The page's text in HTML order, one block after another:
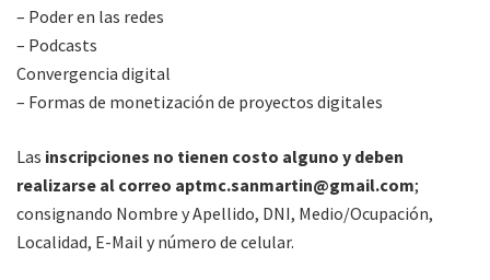
– Poder en las redes
– Podcasts
Convergencia digital
– Formas de monetización de proyectos digitales
Las inscripciones no tienen costo alguno y deben
realizarse al correo aptmc.sanmartin@gmail.com;
consignando Nombre y Apellido, DNI, Medio/Ocupación,
Localidad, E-Mail y número de celular.